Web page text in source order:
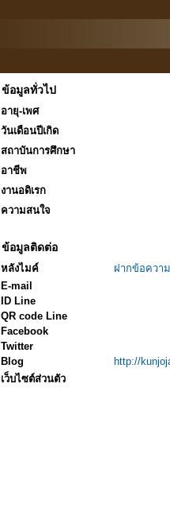
ข้อมูลทั่วไป
อายุ-เพศ
วันเดือนปีเกิด
สถาบันการศึกษา
อาชีพ
งานอดิเรก
ความสนใจ
ข้อมูลติดต่อ
หลังไมค์
ฝากข้อควา
E-mail
ID Line
QR code Line
Facebook
Twitter
Blog
http://
เว็บไซต์ส่วนตัว